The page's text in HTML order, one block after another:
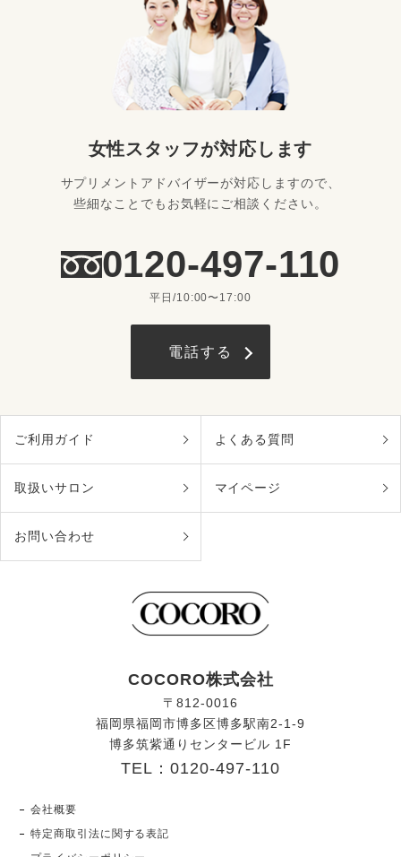
女性スタッフが対応します
サプリメントアドバイザーが対応しますので、
些細なことでもお気軽にご相談ください。
0120-497-110
平日/10:00〜17:00
電話する
ご利用ガイド よくある質問
取扱いサロン マイページ
お問い合わせ
COCORO株式会社
〒812-0016
福岡県福岡市博多区博多駅南2-1-9
博多筑紫通りセンタービル 1F
TEL：0120-497-110
会社概要
特定商取引法に関する表記